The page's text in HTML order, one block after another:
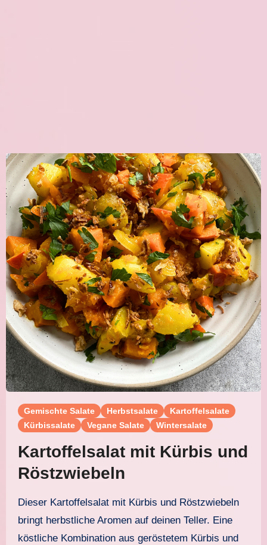
Gemischte Salate Herbstsalate
Kartoffelsalate
Kürbissalate
Vegane Salate Wintersalate
Kartoffelsalat mit Kürbis und
Röstzwiebeln
Dieser Kartoffelsalat mit Kürbis und Röstzwiebeln
bringt herbstliche Aromen auf deinen Teller. Eine
köstliche Kombination aus geröstetem Kürbis und